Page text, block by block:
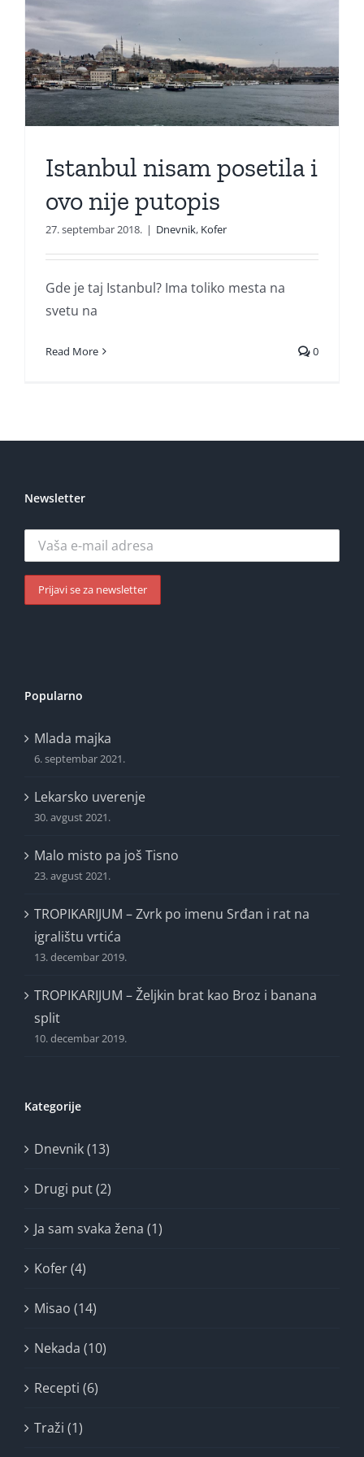
Istanbul nisam posetila i
ovo nije putopis
27. septembar 2018. | Dnevnik, Kofer
Gde je taj Istanbul? Ima toliko mesta na
svetu na
Read More 0
Newsletter
Popularno
Mlada majka
6. septembar 2021.
Lekarsko uverenje
30. avgust 2021.
Malo misto pa još Tisno
23. avgust 2021.
TROPIKARIJUM – Zvrk po imenu Srđan i rat na
igralištu vrtića
13. decembar 2019.
TROPIKARIJUM – Željkin brat kao Broz i banana
split
10. decembar 2019.
Kategorije
Dnevnik (13)
Drugi put (2)
Ja sam svaka žena (1)
Kofer (4)
Misao (14)
Nekada (10)
Recepti (6)
Traži (1)